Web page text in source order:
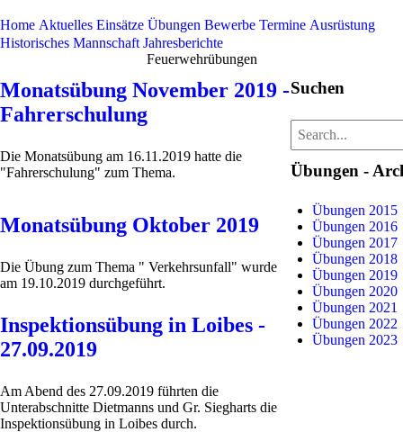
Home Aktuelles Einsätze Übungen Bewerbe Termine Ausrüstung
Historisches Mannschaft Jahresberichte
Feuerwehrübungen
Monatsübung November 2019 -
Fahrerschulung
Die Monatsübung am 16.11.2019 hatte die
"Fahrerschulung" zum Thema.
Monatsübung Oktober 2019
Die Übung zum Thema " Verkehrsunfall" wurde
am 19.10.2019 durchgeführt.
Inspektionsübung in Loibes -
27.09.2019
Am Abend des 27.09.2019 führten die
Unterabschnitte Dietmanns und Gr. Siegharts die
Inspektionsübung in Loibes durch.
Suchen
Übungen -
Übungen 2015
Übungen 2016
Übungen 2017
Übungen 2018
Übungen 2019
Übungen 2020
Übungen 2021
Übungen 2022
Übungen 2023